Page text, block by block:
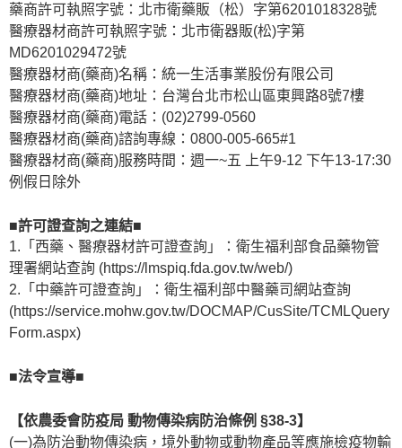
藥商許可執照字號：北市衛藥販（松）字第6201018328號
醫療器材商許可執照字號：北市衛器販(松)字第
MD6201029472號
醫療器材商(藥商)名稱：統一生活事業股份有限公司
醫療器材商(藥商)地址：台灣台北市松山區東興路8號7樓
醫療器材商(藥商)電話：(02)2799-0560
醫療器材商(藥商)諮詢專線：0800-005-665#1
醫療器材商(藥商)服務時間：週一~五 上午9-12 下午13-17:30
例假日除外
■許可證查詢之連結■
1.「西藥、醫療器材許可證查詢」：衛生福利部食品藥物管
理署網站查詢 (https://lmspiq.fda.gov.tw/web/)
2.「中藥許可證查詢」：衛生福利部中醫藥司網站查詢
(https://service.mohw.gov.tw/DOCMAP/CusSite/TCMLQuery
Form.aspx)
■法令宣導■
【依農委會防疫局 動物傳染病防治條例 §38-3】
(一)為防治動物傳染病，境外動物或動物產品等應施檢疫物輸